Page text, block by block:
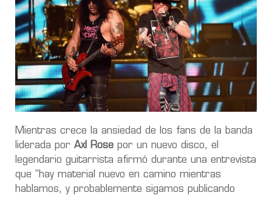
Mientras crece la ansiedad de los fans de la banda
liderada por Axl Rose por un nuevo disco, el
legendario guitarrista afirmó durante una entrevista
que "hay material nuevo en camino mientras
hablamos, y probablemente sigamos publicando